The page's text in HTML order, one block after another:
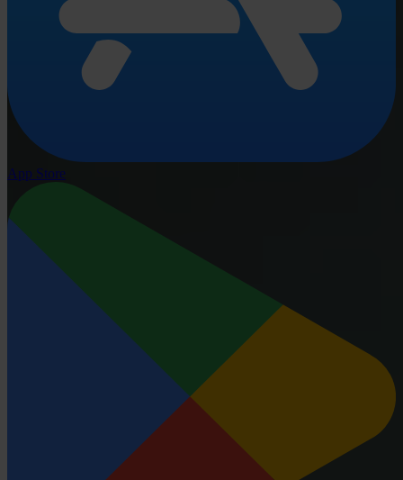
App Store